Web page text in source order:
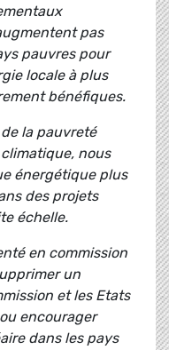
pas
pauvres pour
locale à plus
bénéfiques.
la pauvreté
nous
énergétique plus
des projets
échelle.
en commission
un
et les Etats
encourager
dans les pays